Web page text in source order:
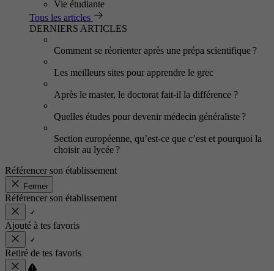
Vie étudiante
Tous les articles
DERNIERS ARTICLES
Comment se réorienter après une prépa scientifique ?
Les meilleurs sites pour apprendre le grec
Après le master, le doctorat fait-il la différence ?
Quelles études pour devenir médecin généraliste ?
Section européenne, qu’est-ce que c’est et pourquoi la
choisir au lycée ?
Référencer son établissement
Fermer
Référencer son établissement
Ajouté à tes favoris
Retiré de tes favoris